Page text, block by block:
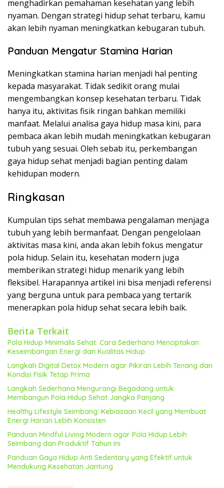
menghadirkan pemahaman kesehatan yang lebih
nyaman. Dengan strategi hidup sehat terbaru, kamu
akan lebih nyaman meningkatkan kebugaran tubuh.
Panduan Mengatur Stamina Harian
Meningkatkan stamina harian menjadi hal penting
kepada masyarakat. Tidak sedikit orang mulai
mengembangkan konsep kesehatan terbaru. Tidak
hanya itu, aktivitas fisik ringan bahkan memiliki
manfaat. Melalui analisa gaya hidup masa kini, para
pembaca akan lebih mudah meningkatkan kebugaran
tubuh yang sesuai. Oleh sebab itu, perkembangan
gaya hidup sehat menjadi bagian penting dalam
kehidupan modern.
Ringkasan
Kumpulan tips sehat membawa pengalaman menjaga
tubuh yang lebih bermanfaat. Dengan pengelolaan
aktivitas masa kini, anda akan lebih fokus mengatur
pola hidup. Selain itu, kesehatan modern juga
memberikan strategi hidup menarik yang lebih
fleksibel. Harapannya artikel ini bisa menjadi referensi
yang berguna untuk para pembaca yang tertarik
menerapkan pola hidup sehat secara lebih baik.
Berita Terkait
Pola Hidup Minimalis Sehat: Cara Sederhana Menciptakan
Keseimbangan Energi dan Kualitas Hidup
Langkah Digital Detox Modern agar Pikiran Lebih Tenang dan
Kondisi Fisik Tetap Prima
Langkah Sederhana Mengurangi Begadang untuk
Membangun Pola Hidup Sehat Jangka Panjang
Healthy Lifestyle Seimbang: Kebiasaan Kecil yang Membuat
Energi Harian Lebih Konsisten
Panduan Mindful Living Modern agar Pola Hidup Lebih
Seimbang dan Produktif Tahun Ini
Panduan Gaya Hidup Anti Sedentary yang Efektif untuk
Mendukung Kesehatan Jantung